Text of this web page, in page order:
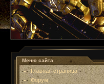
Меню сайта
Главная страница
Форум